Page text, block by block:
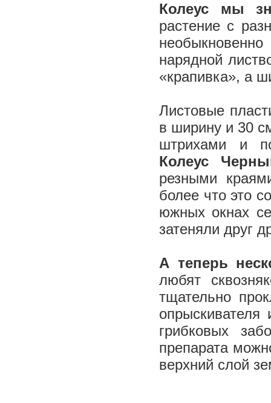
Колеус мы
растение с
нарядной
«крапивка», а
Листовые
в ширину и 30
штрихами и
Колеус
резными
более что это
южных окнах
затеняли друг
А теперь
любят
тщательно
грибковых
препарата
верхний слой